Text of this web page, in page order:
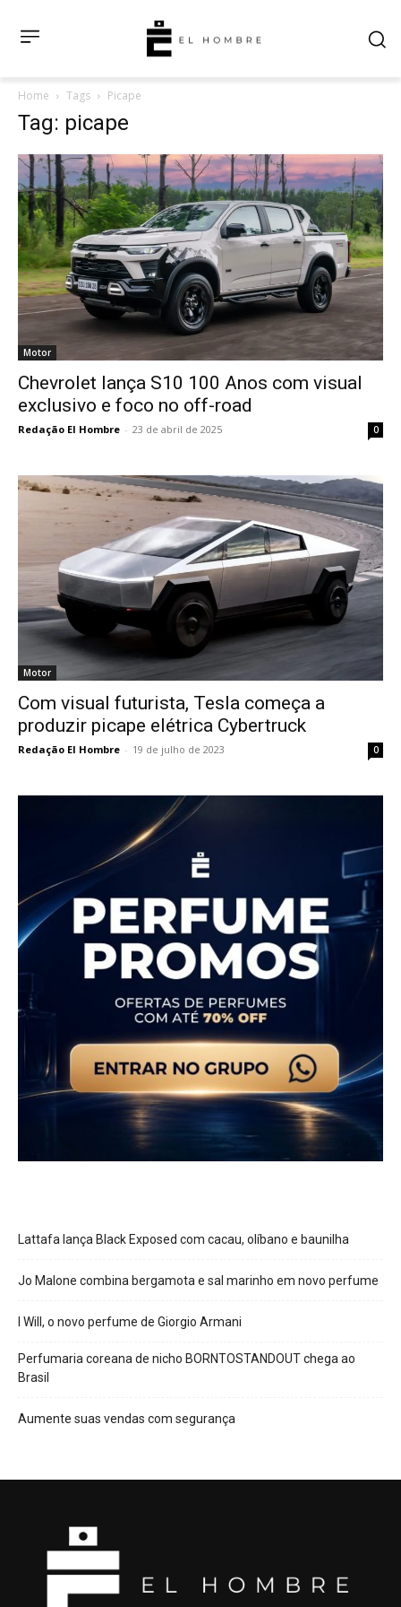
Home Tags Picape
Tag: picape
Motor
Chevrolet lança S10 100 Anos com visual
exclusivo e foco no off-road
Redação El Hombre - 23 de abril de 2025 0
Motor
Com visual futurista, Tesla começa a
produzir picape elétrica Cybertruck
Redação El Hombre - 19 de julho de 2023 0
Lattafa lança Black Exposed com cacau, olíbano e baunilha
Jo Malone combina bergamota e sal marinho em novo perfume
I Will, o novo perfume de Giorgio Armani
Perfumaria coreana de nicho BORNTOSTANDOUT chega ao
Brasil
Aumente suas vendas com segurança